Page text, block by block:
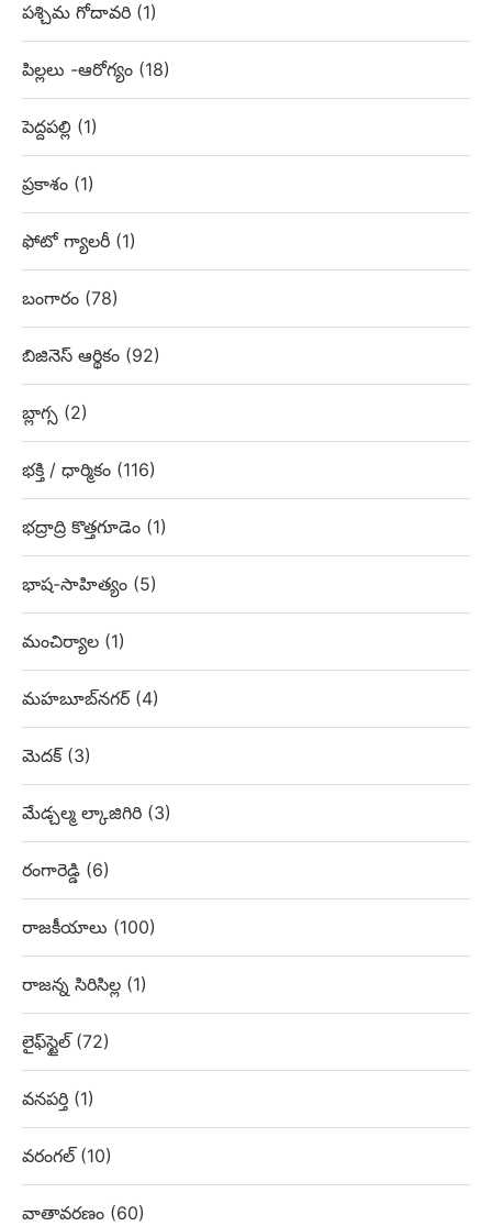
పశ్చిమ గోదావరి (1)
పిల్లలు -ఆరోగ్యం (18)
పెద్దపల్లి (1)
ప్రకాశం (1)
ఫోటో గ్యాలరీ (1)
బంగారం (78)
బిజినెస్ ఆర్థికం (92)
బ్లాగ్స (2)
భక్తి / ధార్మికం (116)
భద్రాద్రి కొత్తగూడెం (1)
భాష-సాహిత్యం (5)
మంచిర్యాల (1)
మహబూబ్‌నగర్ (4)
మెదక్ (3)
మేడ్చల్మ ల్కాజిగిరి (3)
రంగారెడ్డి (6)
రాజకీయాలు (100)
రాజన్న సిరిసిల్ల (1)
లైఫ్‌స్టైల్ (72)
వనపర్తి (1)
వరంగల్ (10)
వాతావరణం (60)